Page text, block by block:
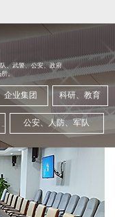
、武警、公安、政府
。
企业集团 科研、教育
公安、人防、军队